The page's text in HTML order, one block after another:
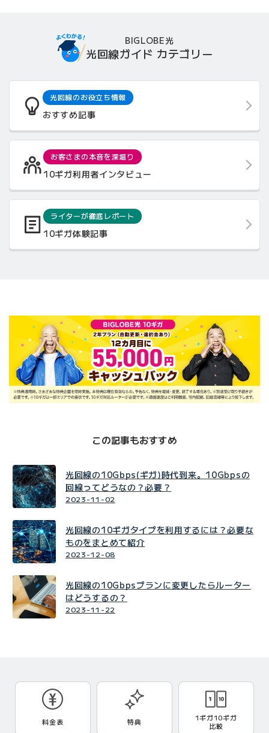
BIGLOBE光
光回線ガイド カテゴリー
光回線のお役立ち情報
おすすめ記事
お客さまの本音を深堀り
10ギガ利用者インタビュー
ライターが徹底レポート
10ギガ体験記事
この記事もおすすめ
光回線の10Gbps(ギガ)時代到来。10Gbpsの
回線ってどうなの？必要？
2023-11-02
光回線の10ギガタイプを利用するには？必要な
ものをまとめて紹介
2023-12-08
光回線の10Gbpsプランに変更したらルーター
はどうするの？
2023-11-22
料金表 特典
1ギガ10ギガ
比較